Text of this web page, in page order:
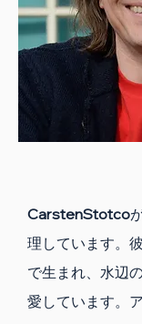
CarstenStotco
理しています。
で生まれ、水辺
愛しています。